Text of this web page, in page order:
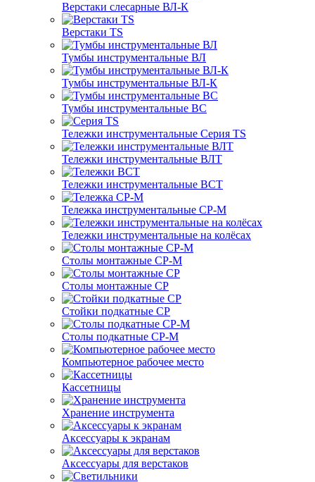
Верстаки слесарные ВЛ-К
Верстаки TS
Тумбы инструментальные ВЛ
Тумбы инструментальные ВЛ-К
Тумбы инструментальные ВС
Тележки инструментальные Серия TS
Тележки инструментальные ВЛТ
Тележки инструментальные ВСТ
Тележка инструментальные СР-М
Тележки инструментальные на колёсах
Столы монтажные СР-М
Столы монтажные СР
Стойки подкатные СР
Столы подкатные СР-М
Компьютерное рабочее место
Кассетницы
Хранение инструмента
Аксессуары к экранам
Аксессуары для верстаков